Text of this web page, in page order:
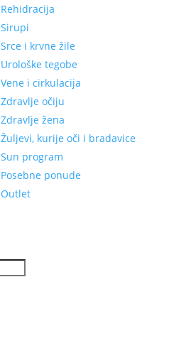
Rehidracija
Sirupi
Srce i krvne žile
Urološke tegobe
Vene i cirkulacija
Zdravlje očiju
Zdravlje žena
Žuljevi, kurije oči i bradavice
Sun program
Posebne ponude
Outlet